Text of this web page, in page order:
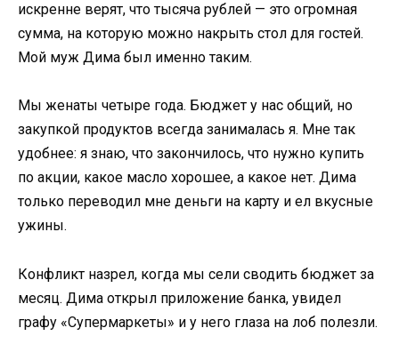
искренне верят, что тысяча рублей — это огромная
сумма, на которую можно накрыть стол для гостей.
Мой муж Дима был именно таким.
Мы женаты четыре года. Бюджет у нас общий, но
закупкой продуктов всегда занималась я. Мне так
удобнее: я знаю, что закончилось, что нужно купить
по акции, какое масло хорошее, а какое нет. Дима
только переводил мне деньги на карту и ел вкусные
ужины.
Конфликт назрел, когда мы сели сводить бюджет за
месяц. Дима открыл приложение банка, увидел
графу «Супермаркеты» и у него глаза на лоб полезли.